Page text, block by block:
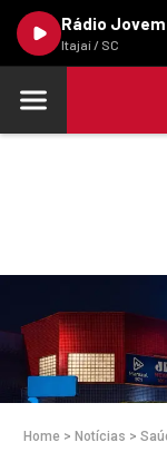
Rádio Jovem
Itajaí / SC
Home > Notícias >